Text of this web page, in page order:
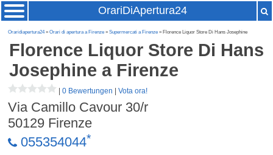
OrariDiApertura24
Oraridiapertura24»Orari di apertura a Firenze »Supermercati a Firenze » Florence Liquor Store Di Hans Josephine
Florence Liquor Store Di Hans
Josephine a Firenze
|0 Bewertungen |Vota ora!
Via Camillo Cavour 30/r
50129 Firenze
055354044*